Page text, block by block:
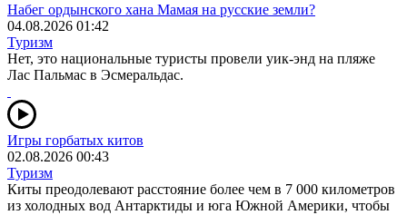
Набег ордынского хана Мамая на русские земли?
04.08.2026 01:42
Туризм
Нет, это национальные туристы провели уик-энд на пляже
Лас Пальмас в Эсмеральдас.
Игры горбатых китов
02.08.2026 00:43
Туризм
Киты преодолевают расстояние более чем в 7 000 километров
из холодных вод Антарктиды и юга Южной Америки, чтобы